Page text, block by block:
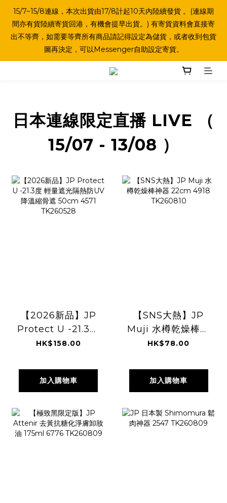
15/7~15/8連線，本次出貨由17/8計起10天內陸續發貨 。(連線期
間亦有貨陸續寄貨回港，有機會提早出貨。) 有寄貨資料會直接寄
出不等齊，如需要等齊所有商品請記得設定為儲貨，或者收到包貨
圖再決定，可以Messenger自助設定寄貨。
日本連線限定直播 LIVE （
15/07 - 13/08 ）
【2026新品】JP
Protect U -21.3度
輕量遮光隔熱防UV
4571 TK260528
HK$158.00
加入購物車
【SNS大熱】JP
Muji 水樽乾燥棒神
器 22cm 4918
HK$78.00
加入購物車